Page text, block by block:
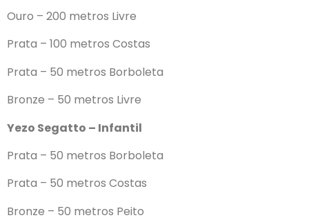
Ouro – 200 metros Livre
Prata – 100 metros Costas
Prata – 50 metros Borboleta
Bronze – 50 metros Livre
Yezo Segatto – Infantil
Prata – 50 metros Borboleta
Prata – 50 metros Costas
Bronze – 50 metros Peito